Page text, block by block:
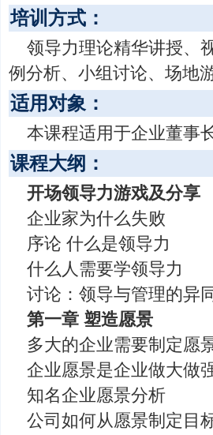
培训方式：
领导力理论精华讲授、
例分析、小组讨论、场地
适用对象：
本课程适用于企业董事
课程大纲：
开场领导力游戏及分享
企业家为什么失败
序论 什么是领导力
什么人需要学领导力
讨论：领导与管理的异
第一章 塑造愿景
多大的企业需要制定愿
企业愿景是企业做大做
知名企业愿景分析
公司如何从愿景制定目